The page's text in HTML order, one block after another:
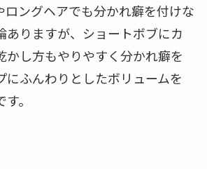
ロングヘアでも分かれ癖を付けな
ありますが、ショートボブにカ
かし方もやりやすく分かれ癖を
にふんわりとしたボリュームを
。